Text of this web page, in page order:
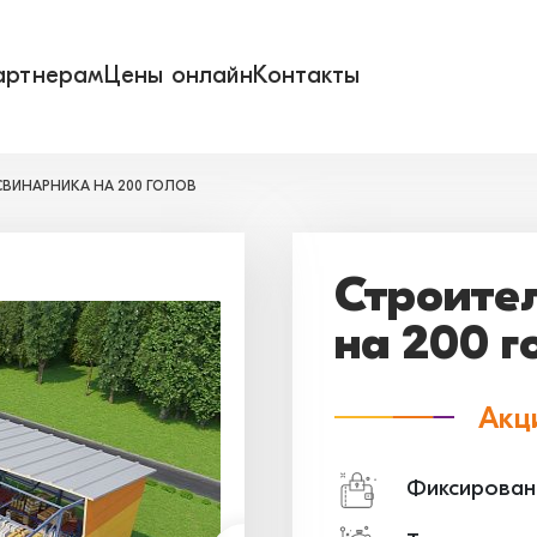
Цены онлайнКонтакты
НА 200 ГОЛОВ
на 200